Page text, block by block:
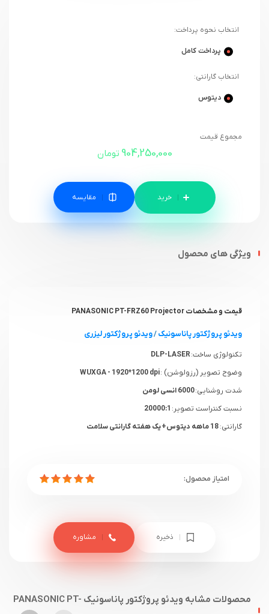
انتخاب نحوه پرداخت:
پرداخت کامل
انتخاب گارانتی:
دیتوس
مجموع قیمت
904,250,000 تومان
مقایسه
ویژگی های محصول
قیمت و مشخصات PANASONIC PT-FRZ60 Projector
ویدئو پروژکتور پاناسونیک/ویدئو پروژکتور لیزری
تکنولوژی ساخت:DLP-LASER
وضوح تصویر (رزولوشن) :WUXGA - 1920*1200 dpi
شدت روشنایی:6000 انسی لومن
نسبت کنتراست تصویر:
گارانتی:
ذخیره مشاوره
محصولات مشابه ویدئو پروژکتور پاناسونیک PANASONIC PT-